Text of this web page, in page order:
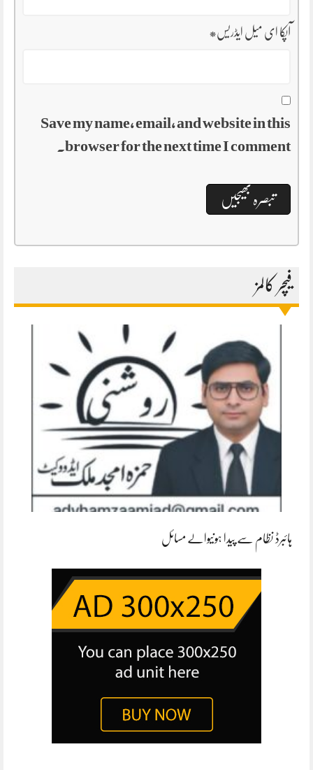
آپکا ای میل ایڈریس*
Save my name, email, and website in this
browser for the next time I comment.
فیچر کالمز
ہائبرڈ نظام سے پیدا ہونیوالے مسائل